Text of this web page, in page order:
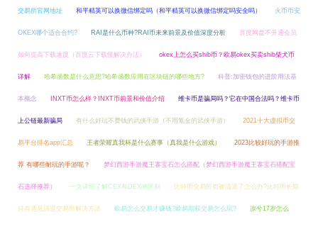
交易所官网地址 和平精英可以换微信绑定吗（和平精英可以换微信绑定吗安全吗） 火币币安
OKEX哪个适合合约? RAI是什么币种?RAI币未来前景及价值深度分析 百度网盘不开通会员
如何提高下载速度（百度云下载慢解决办法） okex上怎么买shib币？欧易okex买卖shib柴犬币
详解 哈希函数是什么意思?哈希函数应用在区块链的哪些地方? 科普:加密钱包的进阶用法基
本概念 INXT币怎么样？INXT币前景和价值介绍 维卡币是骗局吗？它在中国合法吗？维卡币
上公链最新骗局 有什么好玩不费钱的武侠手游（不用氪金的武侠手游） 2021十大虚拟币交
易平台排名app汇总 王者荣耀真我杯是什么赛事（真我是什么游戏） 2023比较好玩的手游推
荐 有哪些耐玩的手游呢？ 梦幻西游手游魔王寨宝石怎么搭配（梦幻西游手游魔王寨宝石搭配宝
石选择推荐） 一文详细了解CEX和DEX的区别 比特币交易所都被清退了怎么办?比特币长期
持有遇见清退交易所解决方法 欧易怎么交易才赚钱?欧易期权交易怎么玩? 凉兮17岁怎么